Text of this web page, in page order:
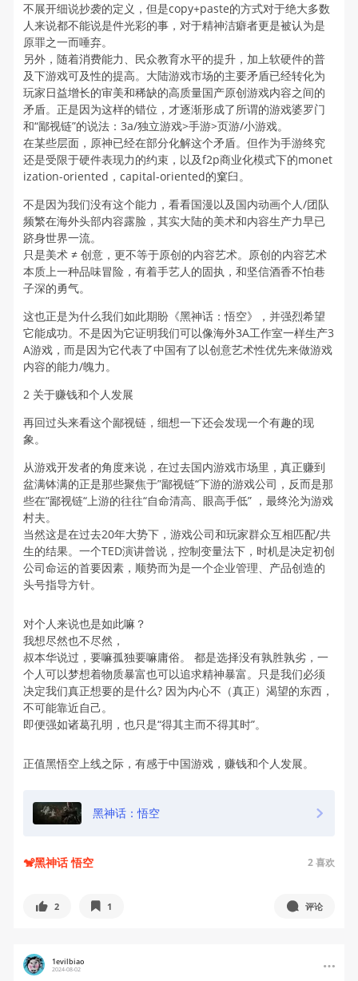
不展开细说抄袭的定义，但是copy+paste的方式对于绝大多数
人来说都不能说是件光彩的事，对于精神洁癖者更是被认为是
原罪之一而唾弃。
另外，随着消费能力、民众教育水平的提升，加上软硬件的普
及下游戏可及性的提高。大陆游戏市场的主要矛盾已经转化为
玩家日益增长的审美和稀缺的高质量国产原创游戏内容之间的
矛盾。正是因为这样的错位，才逐渐形成了所谓的游戏婆罗门
和“鄙视链”的说法：3a/独立游戏>手游>页游/小游戏。
在某些层面，原神已经在部分化解这个矛盾。但作为手游终究
还是受限于硬件表现力的约束，以及f2p商业化模式下的monet
ization-oriented，capital-oriented的窠臼。
不是因为我们没有这个能力，看看国漫以及国内动画个人/团队
频繁在海外头部内容露脸，其实大陆的美术和内容生产力早已
跻身世界一流。
只是美术 ≠ 创意，更不等于原创的内容艺术。原创的内容艺术
本质上一种品味冒险，有着手艺人的固执，和坚信酒香不怕巷
子深的勇气。
这也正是为什么我们如此期盼《黑神话：悟空》，并强烈希望
它能成功。不是因为它证明我们可以像海外3A工作室一样生产3
A游戏，而是因为它代表了中国有了以创意艺术性优先来做游戏
内容的能力/魄力。
2 关于赚钱和个人发展
再回过头来看这个鄙视链，细想一下还会发现一个有趣的现
象。
从游戏开发者的角度来说，在过去国内游戏市场里，真正赚到
盆满钵满的正是那些聚焦于”鄙视链“下游的游戏公司，反而是那
些在”鄙视链“上游的往往“自命清高、眼高手低” ，最终沦为游戏
村夫。
当然这是在过去20年大势下，游戏公司和玩家群众互相匹配/共
生的结果。一个TED演讲曾说，控制变量法下，时机是决定初创
公司命运的首要因素，顺势而为是一个企业管理、产品创造的
头号指导方针。
对个人来说也是如此嘛？
我想尽然也不尽然，
叔本华说过，要嘛孤独要嘛庸俗。 都是选择没有孰胜孰劣，一
个人可以梦想着物质暴富也可以追求精神暴富。只是我们必须
决定我们真正想要的是什么? 因为内心不（真正）渴望的东西，
不可能靠近自己。
即便强如诸葛孔明，也只是“得其主而不得其时”。
正值黑悟空上线之际，有感于中国游戏，赚钱和个人发展。
黑神话：悟空
🐒黑神话 悟空 2喜欢
2 1 评论
1evilbiao
2024-08-02